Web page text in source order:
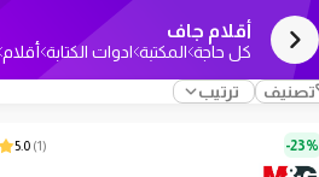
أقلام جاف
كل حاجة المكتبة ادوات الكتابة أقلام
تصنيف ترتيب
23%-
(
1
)
5.0